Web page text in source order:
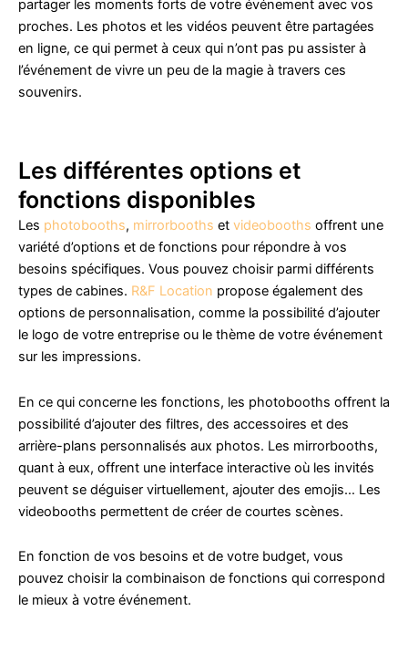
partager les moments forts de votre événement avec vos
proches. Les photos et les vidéos peuvent être partagées
en ligne, ce qui permet à ceux qui n’ont pas pu assister à
l’événement de vivre un peu de la magie à travers ces
souvenirs.
Les différentes options et
fonctions disponibles
Les photobooths, mirrorbooths et videobooths offrent une
variété d’options et de fonctions pour répondre à vos
besoins spécifiques. Vous pouvez choisir parmi différents
types de cabines. R&F Location propose également des
options de personnalisation, comme la possibilité d’ajouter
le logo de votre entreprise ou le thème de votre événement
sur les impressions.
En ce qui concerne les fonctions, les photobooths offrent la
possibilité d’ajouter des filtres, des accessoires et des
arrière-plans personnalisés aux photos. Les mirrorbooths,
quant à eux, offrent une interface interactive où les invités
peuvent se déguiser virtuellement, ajouter des emojis… Les
videobooths permettent de créer de courtes scènes.
En fonction de vos besoins et de votre budget, vous
pouvez choisir la combinaison de fonctions qui correspond
le mieux à votre événement.